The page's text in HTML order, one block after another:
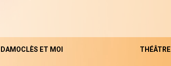
DAMOCLÈS ET MOI THÉÂTRE